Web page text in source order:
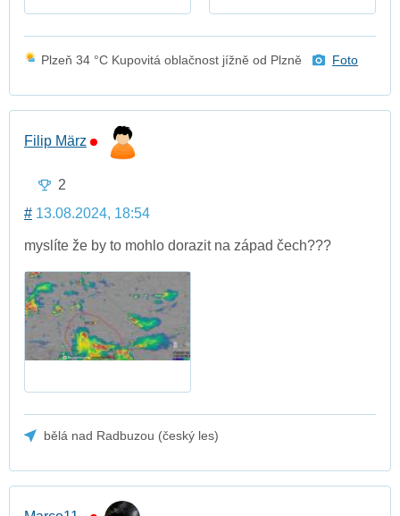
Plzeň 34 °C Kupovitá oblačnost jížně od Plzně Foto
Filip März
2
# 13.08.2024, 18:54
myslíte že by to mohlo dorazit na západ čech???
bělá nad Radbuzou (český les)